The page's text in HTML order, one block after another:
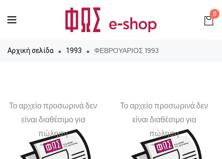
0
Αρχική σελίδα 1993 ΦΕΒΡΟΥΑΡΙΟΣ 1993
Το αρχείο προσωρινά δεν
είναι διαθέσιμο για
πώληση
Το αρχείο προσωρινά δεν
είναι διαθέσιμο για
πώληση